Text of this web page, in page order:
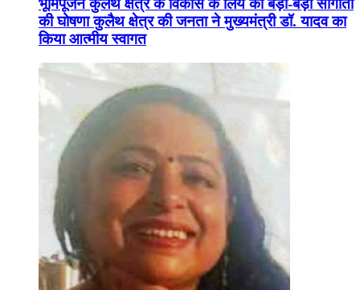
की घोषणा कुलैथ क्षेत्र की जनता ने मुख्यमंत्री डॉ. यादव का
किया आत्मीय स्वागत